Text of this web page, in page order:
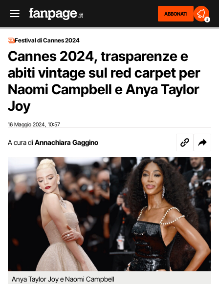
ABBONATI
2
Festival di Cannes 2024
Cannes 2024, trasparenze e
abiti vintage sul red carpet per
Naomi Campbell e Anya Taylor
Joy
16 Maggio 2024 10:57
A cura di Annachiara Gaggino
Anya Taylor Joy e Naomi Campbell